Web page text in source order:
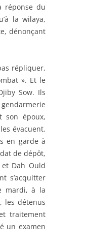
réponse du
la wilaya,
dénonçant
répliquer,
». Et le
Sow. Ils
son époux,
évacuent.
en garde à
de dépôt,
Dah Ould
s’acquitter
mardi, à la
les détenus
traitement
un examen